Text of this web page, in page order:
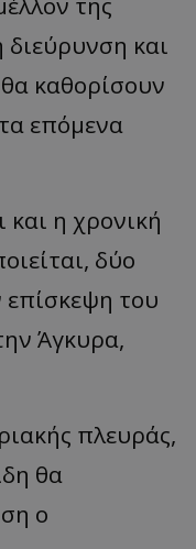
και
καθορίσουν
επόμενα
και η χρονική
δύο
επίσκεψη του
Άγκυρα,
πλευράς,
θα
ο